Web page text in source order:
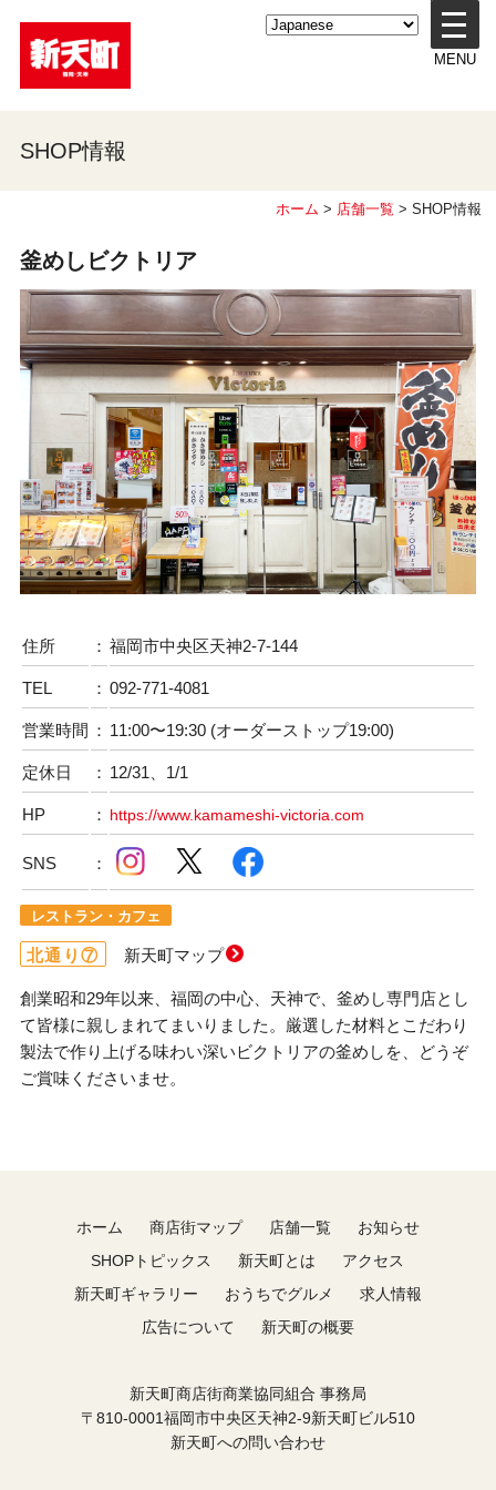
メ
ニ
ュ
MENU
SHOP情報
ホーム > 店舗一覧 > SHOP情報
釜めしビクトリア
住所 ： 福岡市中央区天神2-7-144
TEL ： 092-771-4081
営業時間 ： 11:00〜19:30 (オーダーストップ19:00)
定休日 ： 12/31、1/1
HP ： https://www.kamameshi-victoria.com
SNS ：
レストラン・カフェ
北通り⑦ 新天町マップ
創業昭和29年以来、福岡の中心、天神で、釜めし専門店とし
て皆様に親しまれてまいりました。厳選した材料とこだわり
製法で作り上げる味わい深いビクトリアの釜めしを、どうぞ
ご賞味くださいませ。
ホーム 商店街マップ 店舗一覧
お知らせ
SHOPトピックス
新天町とは
アクセス
新天町ギャラリー
おうちでグルメ
求人情報
広告について
新天町の概要
新天町商店街商業協同組合 事務局
〒810-0001福岡市中央区天神2-9新天町ビル510
新天町への問い合わせ